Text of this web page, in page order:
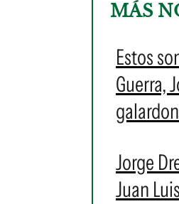
MÁS
Estos
Guerra,
Jorge
Juan